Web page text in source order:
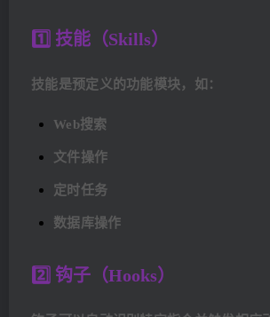
1️⃣ 技能（Skills）
技能是预定义的功能模块，如：
Web搜索
文件操作
定时任务
数据库操作
2️⃣ 钩子（Hooks）